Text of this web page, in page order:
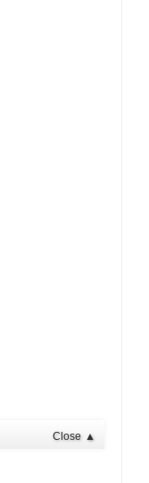
Close ▲